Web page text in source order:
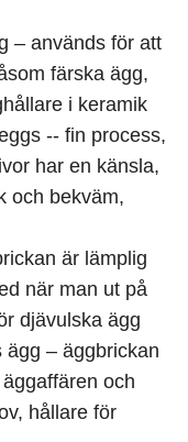
– används för att
färska ägg,
i keramik
-- fin process,
har en känsla,
och bekväm,
är lämplig
när man ut på
djävulska ägg
ägg – äggbrickan
och
hållare för